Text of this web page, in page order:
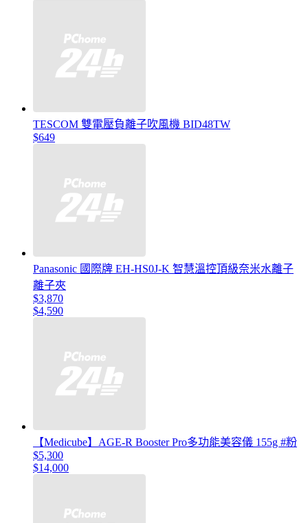
TESCOM 雙電壓負離子吹風機 BID48TW
$649
Panasonic 國際牌 EH-HS0J-K 智慧溫控頂級奈米水離子
離子夾
$3,870
$4,590
【Medicube】AGE-R Booster Pro多功能美容儀 155g #粉
$5,300
$14,000